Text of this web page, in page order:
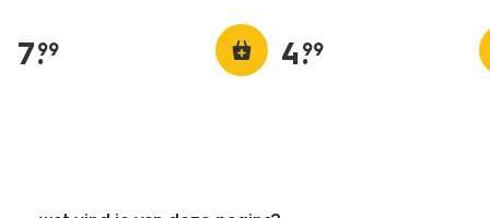
7.
99 4.
99